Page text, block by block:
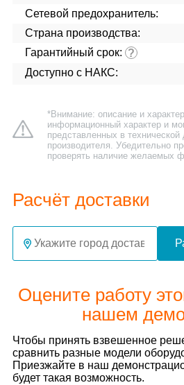
Сетевой предохранитель:
Страна производства:
Гарантийный срок: ?
Доступно с НАКС:
*Внимание: описание и
информационный характер и
представленных в технической
производителя. Убедительно
проверять наличие желаемых
Расчёт доставки
Оцените работу
нашем
Чтобы принять взвешенное
сравнить разные модели
Приезжайте в наш
будет такая возможность.